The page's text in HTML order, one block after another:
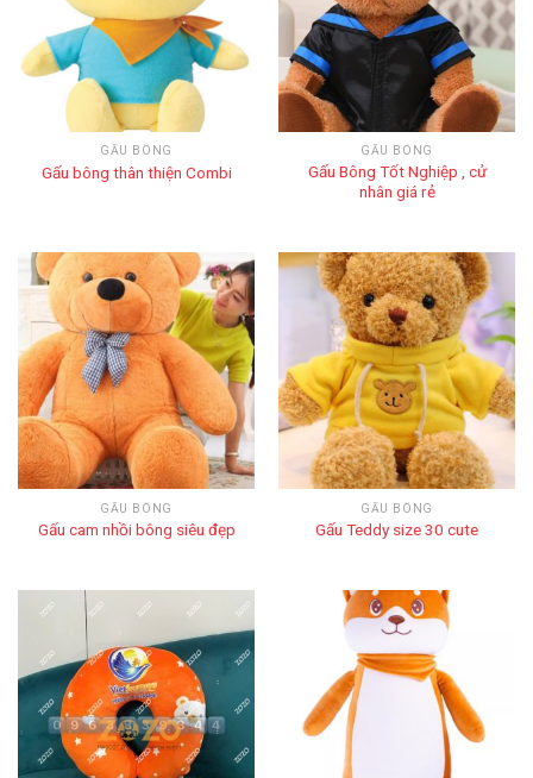
GẤU BÔNG
Gấu bông thân thiện Combi
GẤU BÔNG
Gấu Bông Tốt Nghiệp , cử
nhân giá rẻ
GẤU BÔNG
Gấu cam nhồi bông siêu đẹp
GẤU BÔNG
Gấu Teddy size 30 cute